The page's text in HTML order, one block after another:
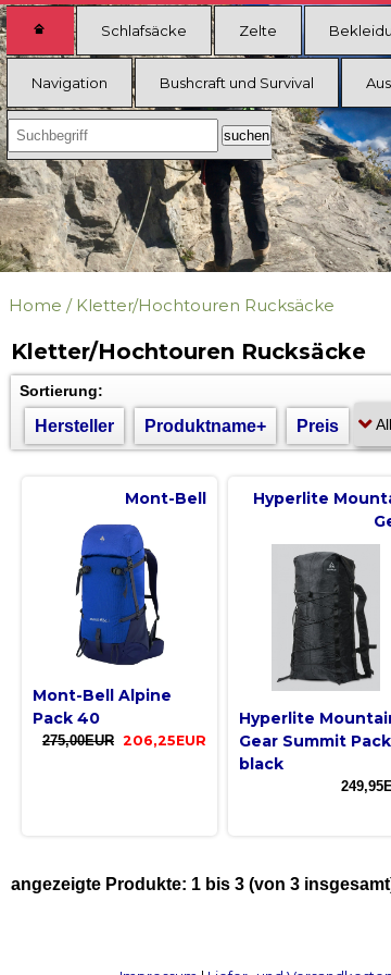
Schlafsäcke Zelte
Navigation Bushcraft und Survival
Home / Kletter/Hochtouren Rucksäcke
Kletter/Hochtouren Rucksäcke
Sortierung:
Hersteller Produktname+ Preis
Mont-Bell
Mont-Bell Alpine
Pack 40
275,00EUR 206,25EUR
Hyperlite
Hyperlite
Gear Summit Pack
black
angezeigte Produkte: 1 bis 3 (von 3